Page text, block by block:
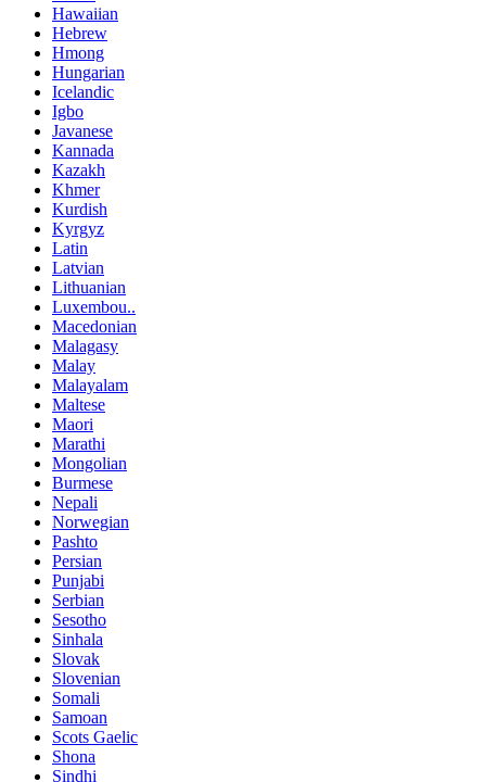
Hawaiian
Hebrew
Hmong
Hungarian
Icelandic
Igbo
Javanese
Kannada
Kazakh
Khmer
Kurdish
Kyrgyz
Latin
Latvian
Lithuanian
Luxembou..
Macedonian
Malagasy
Malay
Malayalam
Maltese
Maori
Marathi
Mongolian
Burmese
Nepali
Norwegian
Pashto
Persian
Punjabi
Serbian
Sesotho
Sinhala
Slovak
Slovenian
Somali
Samoan
Scots Gaelic
Shona
Sindhi